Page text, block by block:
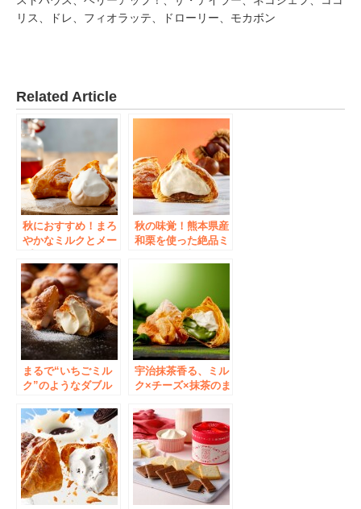
リス、ドレ、フィオラッテ、ドローリー、モカボン
Related Article
秋におすすめ！まろ
やかなミルクとメー
むカウカウキッチン
から期間限定「ミル
クパイ メープル」
が新発売
秋の味覚！熊本県産
和栗を使った絶品ミ
Kitchen」から、
「ミルクパイ和栗」
を季節限定で新発売
致しました！
まるで“いちごミル
ク”のようなダブル
キッチンから季節限
定「ミルクパイ ス
トロベリー」が発売
宇治抹茶香る、ミル
ク×チーズ×抹茶のま
絶品！「東京ミルク
チーズ工場 Cow
Cow Kitchen」か
ら、季節限定「ミル
クパイ宇治抹茶」を
今年も発売いたしま